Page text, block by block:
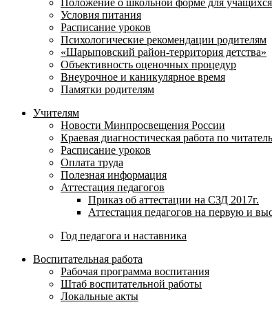
Положение о школьной форме для учащихся
Условия питания
Расписание уроков
Психологические рекомендации родителям
«Шарыповский район-территория детства»
Объективность оценочных процедур
Внеурочное и каникулярное время
Памятки родителям
Учителям
Новости Минпросвещения России
Краевая диагностическая работа по
Расписание уроков
Оплата труда
Полезная информация
Аттестация педагогов
Приказ об аттестации на СЗД 2017г.
Аттестация педагогов на первую и
Год педагога и наставника
Воспитательная работа
Рабочая программа воспитания
Штаб воспитательной работы
Локальные акты